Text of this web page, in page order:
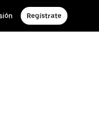
Regístrate